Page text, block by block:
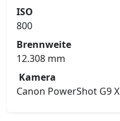
ISO
800
Brennweite
12.308 mm
Kamera
Canon PowerShot G9 X